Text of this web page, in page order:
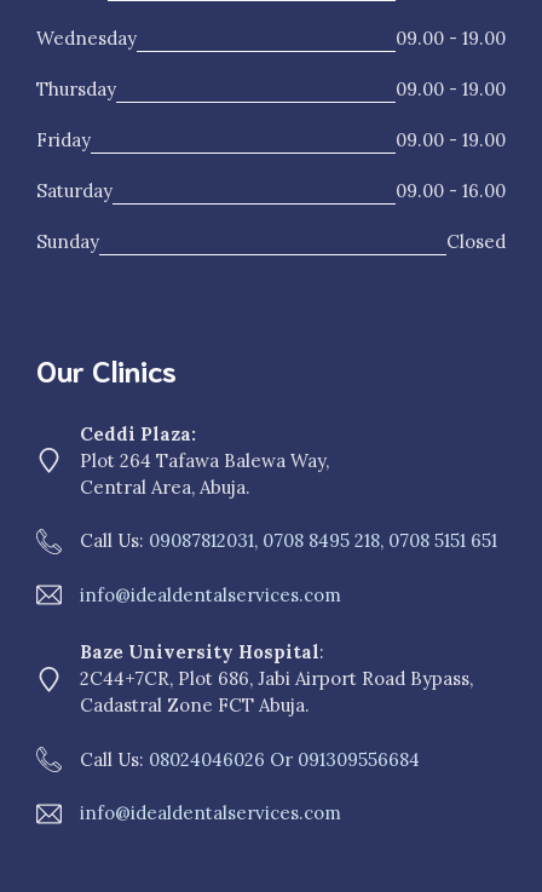
Wednesday 09.00 - 19.00
Thursday 09.00 - 19.00
Friday 09.00 - 19.00
Saturday 09.00 - 16.00
Sunday Closed
Our Clinics
Ceddi Plaza:
Plot 264 Tafawa Balewa Way,
Central Area, Abuja.
Call Us: 09087812031, 0708 8495 218, 0708 5151 651
info@idealdentalservices.com
Baze University Hospital:
2C44+7CR, Plot 686, Jabi Airport Road Bypass,
Cadastral Zone FCT Abuja.
Call Us: 08024046026 Or 091309556684
info@idealdentalservices.com